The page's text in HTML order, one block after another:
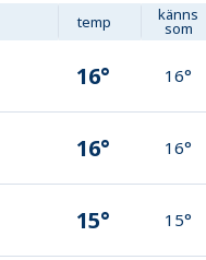
temp känns
som
16° 16°
16° 16°
15° 15°